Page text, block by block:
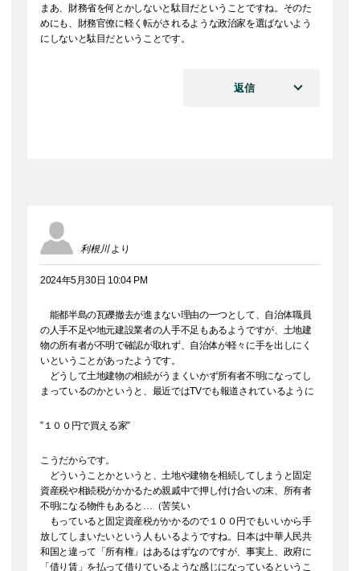
まあ、財務省を何とかしないと駄目だということですね。そのた
めにも、財務官僚に軽く転がされるような政治家を選ばないよう
にしないと駄目だということです。
返信
利根川 より
2024年5月30日 10:04 PM
能都半島の瓦礫撤去が進まない理由の一つとして、自治体職員
の人手不足や地元建設業者の人手不足もあるようですが、土地建
物の所有者が不明で確認が取れず、自治体が軽々に手を出しにく
いということがあったようです。
どうして土地建物の相続がうまくいかず所有者不明になってし
まっているのかというと、最近ではTVでも報道されているように
”１００円で買える家”
こうだからです。
どういうことかというと、土地や建物を相続してしまうと固定
資産税や相続税がかかるため親戚中で押し付け合いの末、所有者
不明になる物件もあると…（苦笑い
もっていると固定資産税がかかるので１００円でもいいから手
放してしまいたいという人もいるようですね。日本は中華人民共
和国と違って「所有権」はあるはずなのですが、事実上、政府に
「借り賃」を払って借りているような感じになっているというこ